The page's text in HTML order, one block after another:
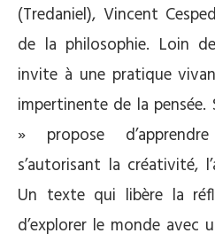
(Tredaniel), Vincent
de la philosophie. Loin
invite à une pratique
impertinente de la
» propose
s’autorisant la créativité,
Un texte qui libère la
d’explorer le monde avec